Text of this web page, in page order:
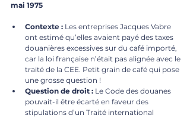
mai 1975
Contexte : Les entreprises Jacques Vabre
ont estimé qu’elles avaient payé des taxes
douanières excessives sur du café importé,
car la loi française n’était pas alignée avec le
traité de la CEE. Petit grain de café qui pose
une grosse question !
Question de droit : Le Code des douanes
pouvait-il être écarté en faveur des
stipulations d’un Traité international